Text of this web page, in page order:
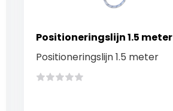
Positioneringslijn 1.5 meter
Positioneringslijn 1.5 meter